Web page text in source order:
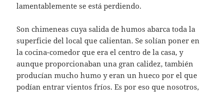
lamentablemente se está perdiendo.
Son chimeneas cuya salida de humos abarca toda la
superficie del local que calientan. Se solían poner en
la cocina-comedor que era el centro de la casa, y
aunque proporcionaban una gran calidez, también
producían mucho humo y eran un hueco por el que
podían entrar vientos fríos. Es por eso que nosotros,